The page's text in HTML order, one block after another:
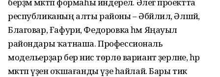
республиканың алты районы – Әбйәлил, Әлшәй,
Благовар, Ғафури, Федоровка һәм Яңауыл
райондары ҡатнаша. Профессиональ
модельерҙар бер нисә төрлө вариант әҙерләне, һәр
мәктәп үҙенә оҡшағанды үҙе һайлай. Бары тик